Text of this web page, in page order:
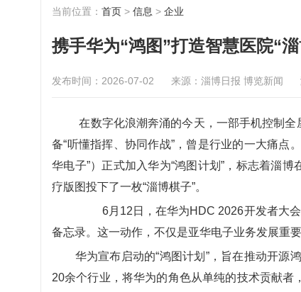
当前位置： 首页 > 信息 > 企业
携手华为“鸿图”打造智慧医院“
发布时间：2026-07-02 来源：淄博日报 博览新闻
在数字化浪潮奔涌的今天，一部手机控制
备“听懂指挥、协同作战”，曾是行业的一大痛
华电子”）正式加入华为“鸿图计划”，标志着淄
疗版图投下了一枚“淄博棋子”。
6月12日，在华为HDC 2026开发者大会
备忘录。这一动作，不仅是亚华电子业务发展重
华为宣布启动的“鸿图计划”，旨在推动开源鸿
20余个行业，将华为的角色从单纯的技术贡献